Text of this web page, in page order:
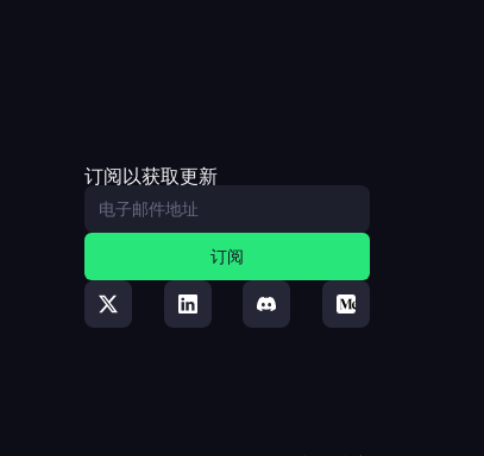
订阅以获取更新
订阅